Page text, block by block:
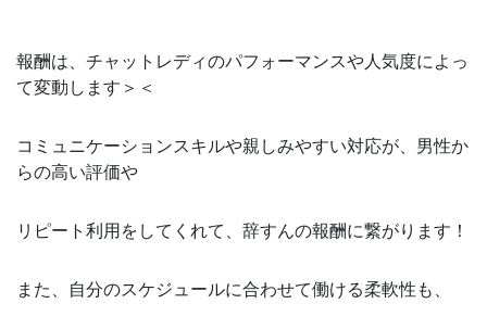
報酬は、チャットレディのパフォーマンスや人気度によっ
て変動します＞＜
コミュニケーションスキルや親しみやすい対応が、男性か
らの高い評価や
リピート利用をしてくれて、辞すんの報酬に繋がります！
また、自分のスケジュールに合わせて働ける柔軟性も、